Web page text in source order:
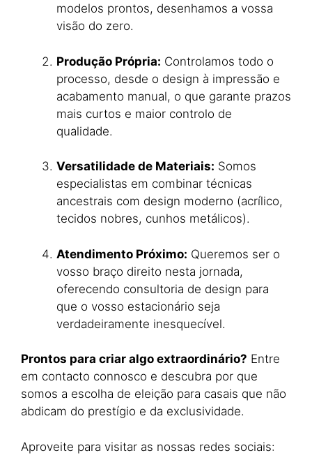
modelos prontos, desenhamos a vossa
visão do zero.
Produção Própria: Controlamos todo o
processo, desde o design à impressão e
acabamento manual, o que garante prazos
mais curtos e maior controlo de
qualidade.
Versatilidade de Materiais: Somos
especialistas em combinar técnicas
ancestrais com design moderno (acrílico,
tecidos nobres, cunhos metálicos).
Atendimento Próximo: Queremos ser o
vosso braço direito nesta jornada,
oferecendo consultoria de design para
que o vosso estacionário seja
verdadeiramente inesquecível.
Prontos para criar algo extraordinário? Entre
em contacto connosco e descubra por que
somos a escolha de eleição para casais que não
abdicam do prestígio e da exclusividade.
Aproveite para visitar as nossas redes sociais: